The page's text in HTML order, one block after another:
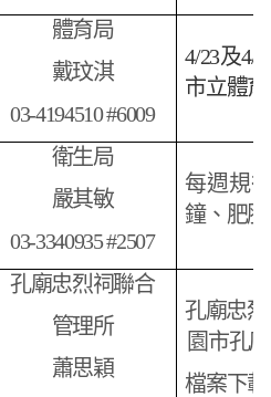
體育局
戴玟淇
03-4194510 #6009
4/23及4/
市立體
衛生局
嚴其敏
03-3340935 #2507
每週規
鐘、肥
孔廟忠烈祠聯合
管理所
蕭思穎
孔廟忠
園市孔
檔案下